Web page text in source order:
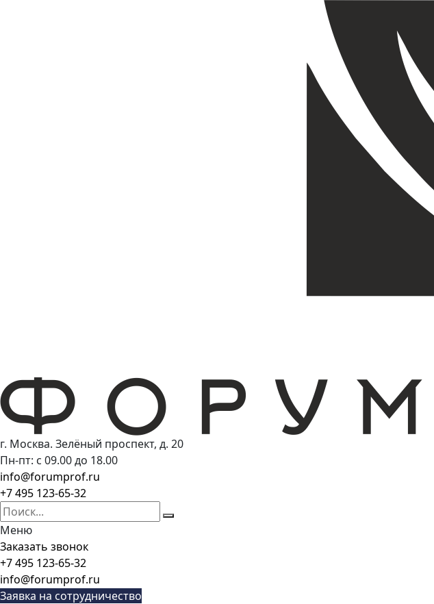
г. Москва. Зелёный проспект, д. 20
Пн-пт: с 09.00 до 18.00
info@forumprof.ru
+7 495 123-65-32
Меню
Заказать звонок
+7 495 123-65-32
info@forumprof.ru
Заявка на сотрудничество